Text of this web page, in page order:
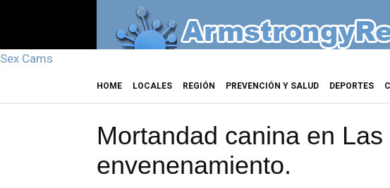
Sex Cams
HOME LOCALES REGIÓN PREVENCIÓN Y SALUD DEPORTES
Mortandad canina en
envenenamiento.